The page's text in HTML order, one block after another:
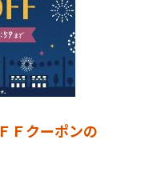
Ｆクーポンの